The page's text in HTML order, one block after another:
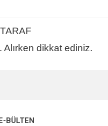
Alırken dikkat ediniz.
BÜLTEN